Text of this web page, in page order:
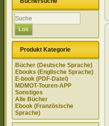
Produkt Kategorie
Bücher (Deutsche Sprache)
Ebooks (Englische Sprache)
E-book (PDF-Datei)
MDMOT-Touren-APP
Sonstiges
Alle Bücher
Ebook (Französische
Sprache)